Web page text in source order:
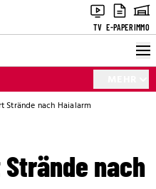
TV E-PAPERIMMO
Strände nach Haialarm
nach